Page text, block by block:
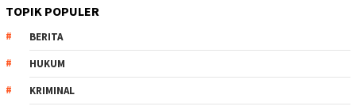
TOPIK POPULER
BERITA
HUKUM
KRIMINAL